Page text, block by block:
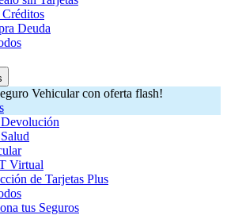
Créditos
Deuda
Vehicular con oferta flash!
Virtual
de Tarjetas Plus
tus Seguros